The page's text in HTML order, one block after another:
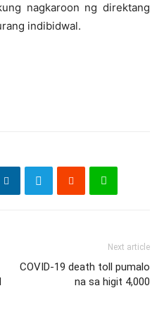
nagkaroon ng direktang
indibidwal.
Next article
COVID-19 death toll pumalo
na sa higit 4,000